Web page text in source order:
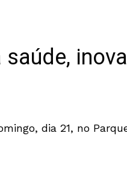
dia 21, no